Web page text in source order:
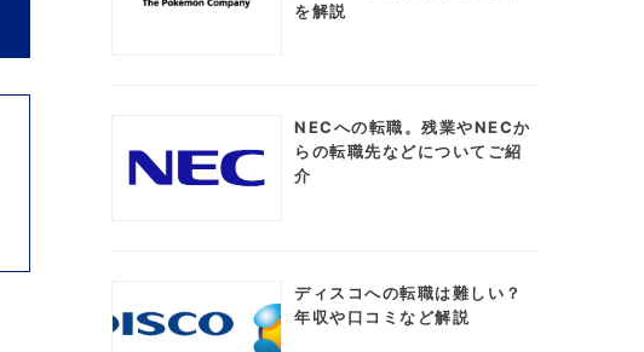
を解説
NECへの転職。残業やNECか
らの転職先などについてご紹
介
ディスコへの転職は難しい？
年収や口コミなど解説